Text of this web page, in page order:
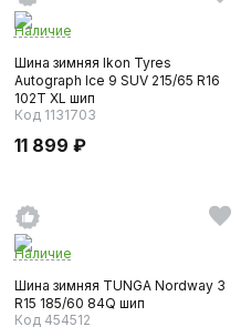
Наличие
Шина зимняя Ikon Tyres
Autograph Ice 9 SUV 215/65 R16
102T XL шип
Код 1131703
11 899 ₽
Наличие
Шина зимняя TUNGA Nordway 3
R15 185/60 84Q шип
Код 454512